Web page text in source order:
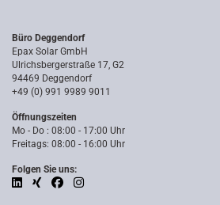
Büro Deggendorf
Epax Solar GmbH
Ulrichsbergerstraße 17, G2
94469 Deggendorf
+49 (0) 991 9989 9011
Öffnungszeiten
Mo - Do : 08:00 - 17:00 Uhr
Freitags: 08:00 - 16:00 Uhr
Folgen Sie uns: